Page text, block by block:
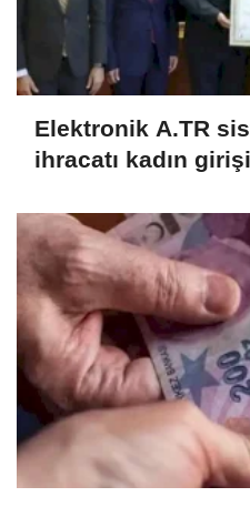
Elektronik A.TR
ihracatı kadın